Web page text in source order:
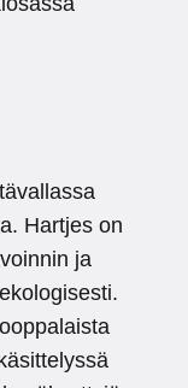
Hartjes on
ja